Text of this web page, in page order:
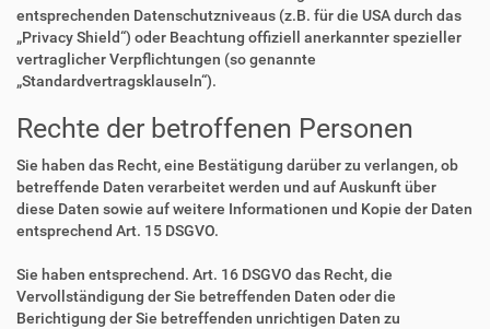
entsprechenden Datenschutzniveaus (z.B. für die USA durch das
„Privacy Shield“) oder Beachtung offiziell anerkannter spezieller
vertraglicher Verpflichtungen (so genannte
„Standardvertragsklauseln“).
Rechte der betroffenen Personen
Sie haben das Recht, eine Bestätigung darüber zu verlangen, ob
betreffende Daten verarbeitet werden und auf Auskunft über
diese Daten sowie auf weitere Informationen und Kopie der Daten
entsprechend Art. 15 DSGVO.
Sie haben entsprechend. Art. 16 DSGVO das Recht, die
Vervollständigung der Sie betreffenden Daten oder die
Berichtigung der Sie betreffenden unrichtigen Daten zu